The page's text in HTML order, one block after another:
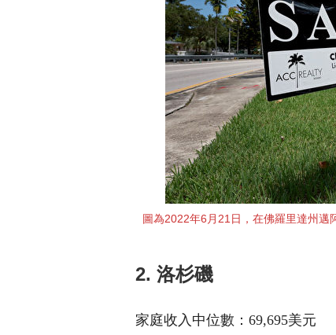
圖為2022年6月21日，在佛羅里達州
2. 洛杉磯
家庭收入中位數：69,695美元